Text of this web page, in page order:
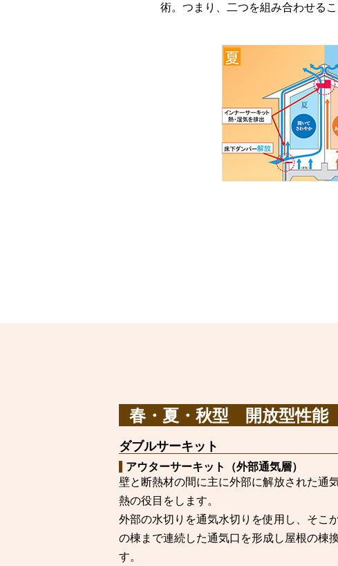
術。つまり、二つを組み合わせる
春・夏・秋型 開放型性能
ダブルサーキット
アウターサーキット（外部通気層）
壁と断熱材の間に主に外部に解放された通
熱の役目をします。
外部の水切りを通気水切りを使用し、そこ
の棟まで連続した通気口を形成し屋根の棟
す。